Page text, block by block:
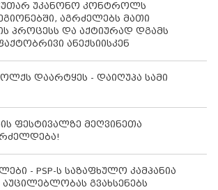
უკანონო კონტროლს
აგრძელებს მათი
პროცესს და აქტიურად დგამს
ანექსიისკენ
ოლქს დაარტყეს - დაიღუპა სამი
ფესტივალზე მეღვინეთა
- PSP-ს საზაფხულო კამპანია
აუცილებლობას გვახსენებს